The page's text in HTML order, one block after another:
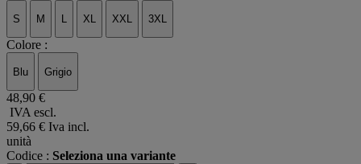
S M L XL XXL 3XL
Colore :
Blu Grigio
48,90 €
IVA escl.
59,66 € Iva incl.
unità
Codice : Seleziona una variante